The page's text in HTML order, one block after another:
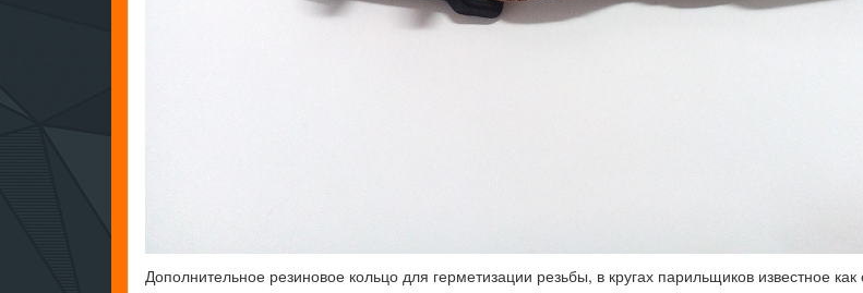
Дополнительное резиновое кольцо для герметизации резьбы, в кругах парильщиков известное как